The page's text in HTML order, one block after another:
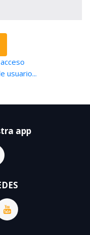
usuario...
app